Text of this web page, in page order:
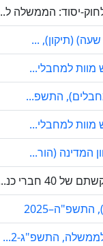
התשפ...
המדינה (הור...
חברי כנ...
התשפ"ג-2...